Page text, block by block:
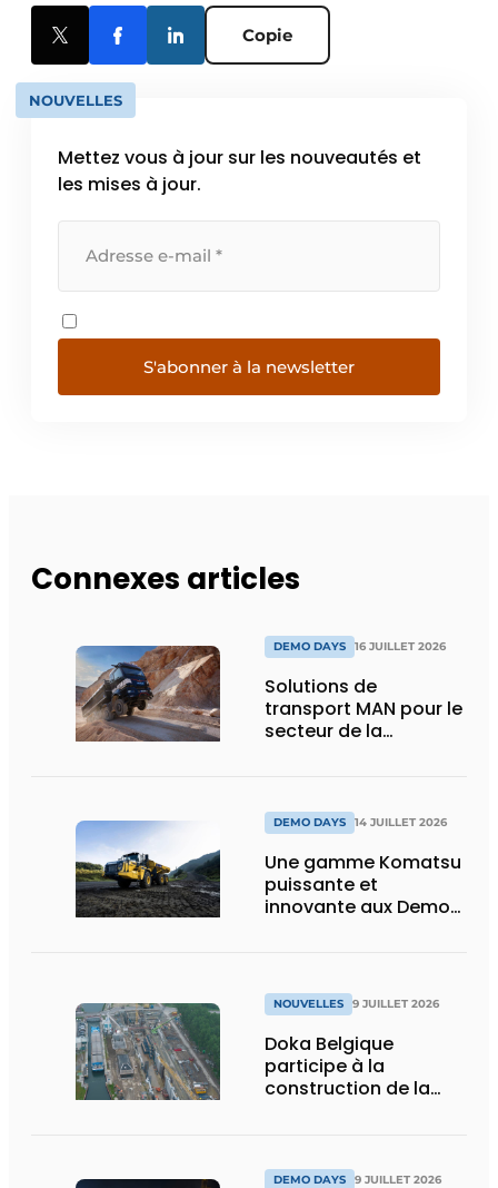
Copie
NOUVELLES
Mettez vous à jour sur les nouveautés et
les mises à jour.
S'abonner à la newsletter
Connexes articles
DEMO DAYS 16 JUILLET 2026
Solutions de
transport MAN pour le
secteur de la
DEMO DAYS 14 JUILLET 2026
Une gamme Komatsu
puissante et
innovante aux Demo
NOUVELLES 9 JUILLET 2026
Doka Belgique
participe à la
construction de la
DEMO DAYS 9 JUILLET 2026